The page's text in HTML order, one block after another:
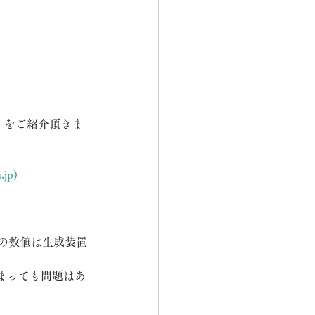
ご紹介頂きま
数値は生成装置
っても問題はあ